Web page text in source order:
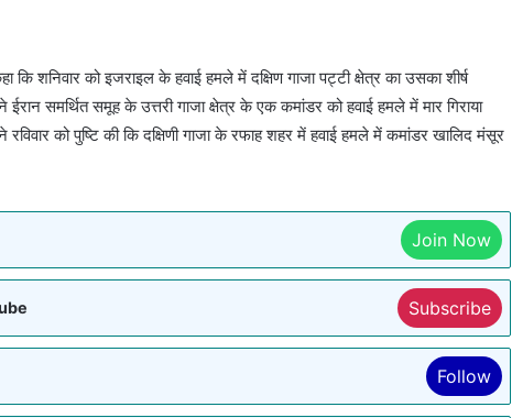
शनिवार को इजराइल के हवाई हमले में दक्षिण गाजा पट्टी क्षेत्र का उसका शीर्ष
समर्थित समूह के उत्तरी गाजा क्षेत्र के एक कमांडर को हवाई हमले में मार गिराया
को पुष्टि की कि दक्षिणी गाजा के रफाह शहर में हवाई हमले में कमांडर खालिद मंसूर
Join Now
Subscribe
Follow